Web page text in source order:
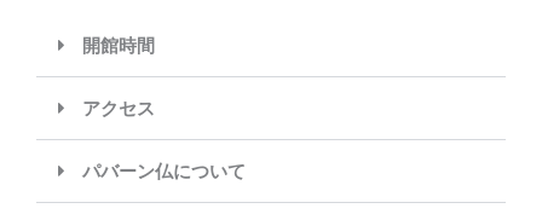
開館時間
アクセス
パバーン仏について